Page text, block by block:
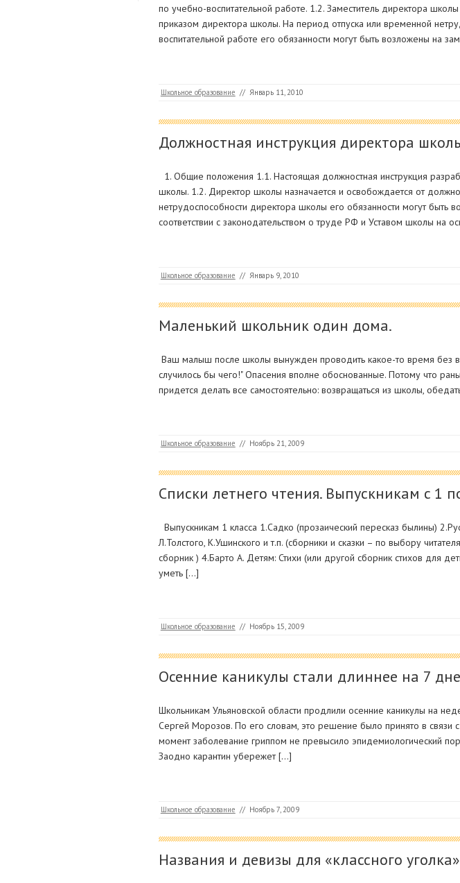
по учебно-воспитательной работе. 1.2. Заместитель директора
приказом директора школы. На период отпуска или временной
воспитательной работе его обязанности могут быть возложены на
Школьное образование // Январь 11, 2010
Должностная инструкция директора
1. Общие положения 1.1. Настоящая должностная инструкция
школы. 1.2. Директор школы назначается и освобождается от
нетрудоспособности директора школы его обязанности могут быть
соответствии с законодательством о труде РФ и Уставом школы на
Школьное образование // Январь 9, 2010
Маленький школьник один дома.
Ваш малыш после школы вынужден проводить какое-то время без
случилось бы чего!" Опасения вполне обоснованные. Потому что
придется делать все самостоятельно: возвращаться из школы,
Школьное образование // Ноябрь 21, 2009
Списки летнего чтения. Выпускникам c 1
Выпускникам 1 класса 1.Садко (прозаический пересказ былины)
Л.Толстого, К.Ушинского и т.п. (сборники и сказки – по выбору
сборник ) 4.Барто А. Детям: Стихи (или другой сборник стихов для
уметь […]
Школьное образование // Ноябрь 15, 2009
Осенние каникулы стали длиннее на 7
Школьникам Ульяновской области продлили осенние каникулы на
Сергей Морозов. По его словам, это решение было принято в
момент заболевание гриппом не превысило эпидемиологический
Заодно карантин убережет […]
Школьное образование // Ноябрь 7, 2009
Названия и девизы для «классного